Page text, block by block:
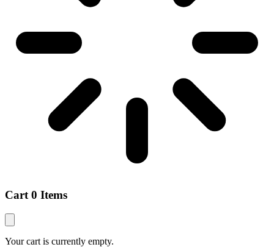
Cart 0 Items
Your cart is currently empty.